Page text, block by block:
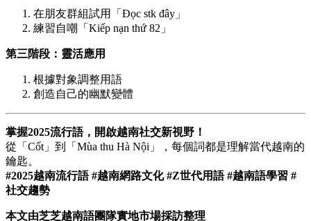
在朋友群組試用「Đọc stk đây」
練習自嘲「Kiếp nạn thứ 82」
第三階段：靈活應用
根據對象調整用語
創造自己的幽默變體
掌握2025流行語，開啟越南社交新視野！
從「Cốt」到「Mùa thu Hà Nội」，每個詞都是理解當代越南的
鑰匙。
#2025越南流行語 #越南網路文化 #Z世代用語 #越南語學習 #
社交趨勢
本文由芝芝越南語團隊實地市場採訪整理